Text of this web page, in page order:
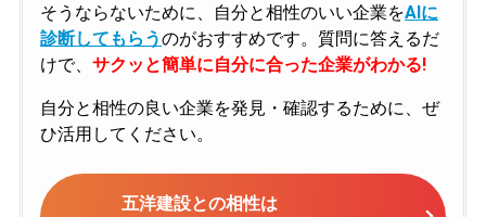
そうならないために、自分と相性のいい企業をAIに
診断してもらうのがおすすめです。質問に答えるだ
けで、 サクッと簡単に自分に合った企業がわかる!
自分と相性の良い企業を発見・確認するために、ぜ
ひ活用してください。
五洋建設との相性は